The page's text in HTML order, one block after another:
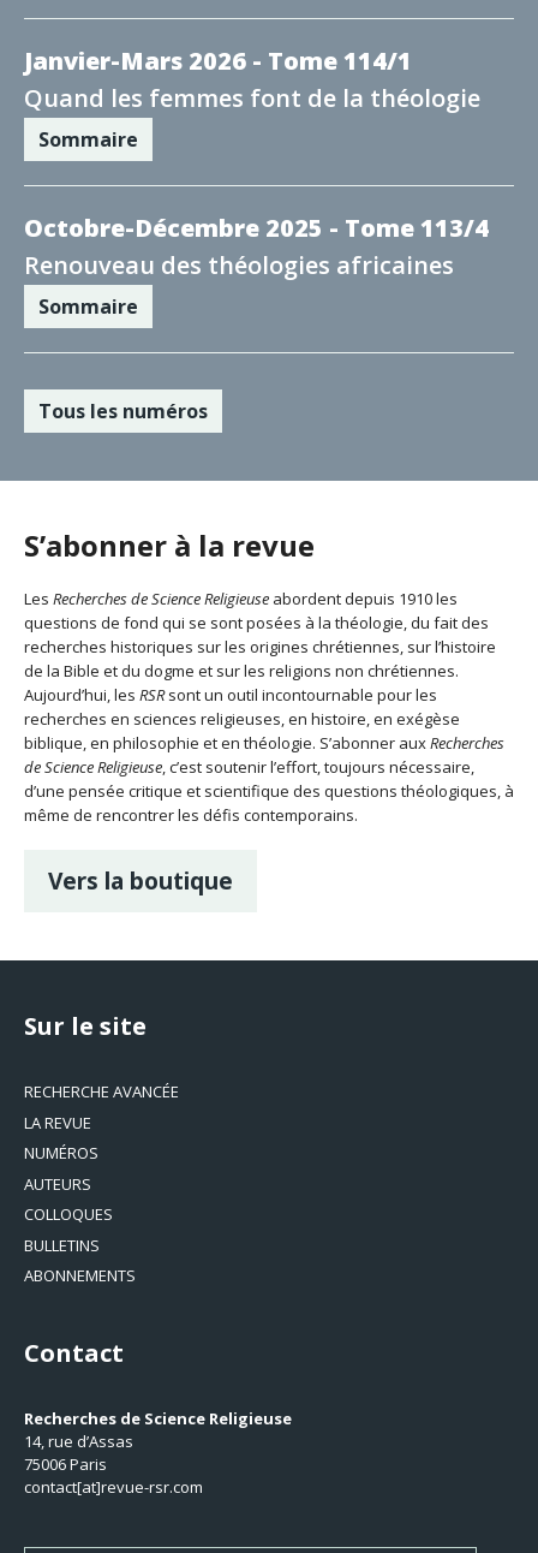
Janvier-Mars 2026 - Tome 114/1
Quand les femmes font de la théologie
Sommaire
Octobre-Décembre 2025 - Tome 113/4
Renouveau des théologies africaines
Sommaire
Tous les numéros
S’abonner à la revue
Les Recherches de Science Religieuse abordent depuis 1910 les
questions de fond qui se sont posées à la théologie, du fait des
recherches historiques sur les origines chrétiennes, sur l’histoire
de la Bible et du dogme et sur les religions non chrétiennes.
Aujourd’hui, les RSRsont un outil incontournable pour les
recherches en sciences religieuses, en histoire, en exégèse
biblique, en philosophie et en théologie. S’abonner auxRecherches
de Science Religieuse, c’est soutenir l’effort, toujours nécessaire,
d’une pensée critique et scientifique des questions théologiques, à
même de rencontrer les défis contemporains.
Vers la boutique
Sur le site
RECHERCHE AVANCÉE
LA REVUE
NUMÉROS
AUTEURS
COLLOQUES
BULLETINS
ABONNEMENTS
Contact
Recherches de Science Religieuse
14, rue d’Assas
75006 Paris
contact[at]revue-rsr.com